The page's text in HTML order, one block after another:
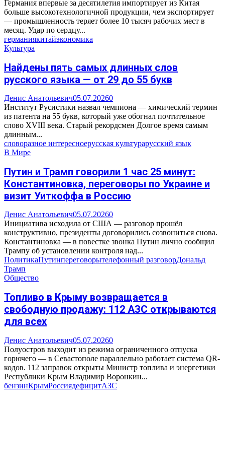
Германия впервые за десятилетия импортирует из Китая
больше высокотехнологичной продукции, чем экспортирует
— промышленность теряет более 10 тысяч рабочих мест в
месяц. Удар по сердцу...
германиякитайэкономика
Культура
Найдены пять самых длинных слов
русского языка — от 29 до 55 букв
Денис Анатольевич05.07.20260
Институт Русистики назвал чемпиона — химический термин
из патента на 55 букв, который уже обогнал почтительное
слово XVIII века. Старый рекордсмен Долгое время самым
длинным...
словоразное интересноерусская культурарусский язык
В Мире
Путин и Трамп говорили 1 час 25 минут:
Константиновка, переговоры по Украине и
визит Уиткоффа в Россию
Денис Анатольевич05.07.20260
Инициатива исходила от США — разговор прошёл
конструктивно, президенты договорились созвониться снова.
Константиновка — в повестке звонка Путин лично сообщил
Трампу об установлении контроля над...
ПолитикаПутинпереговорытелефонный разговорДональд
Трамп
Общество
Топливо в Крыму возвращается в
свободную продажу: 112 АЗС открываются
для всех
Денис Анатольевич05.07.20260
Полуостров выходит из режима ограниченного отпуска
горючего — в Севастополе параллельно работает система QR-
кодов. 112 заправок открыты Министр топлива и энергетики
Республики Крым Владимир Воронкин...
бензинКрымРоссиядефицитАЗС